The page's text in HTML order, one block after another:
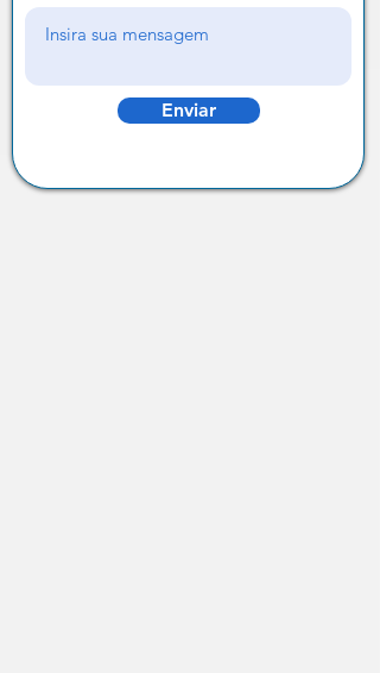
Enviar